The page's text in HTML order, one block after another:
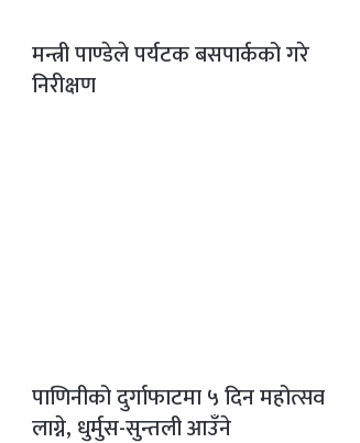
मन्त्री पाण्डेले पर्यटक बसपार्कको गरे
निरीक्षण
पाणिनीको दुर्गाफाटमा ५ दिन महोत्सव
लाग्ने, धुर्मुस-सुन्तली आउँने